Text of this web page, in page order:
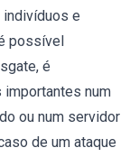
indivíduos e
possível
é
num
ou num servidor
de um ataque